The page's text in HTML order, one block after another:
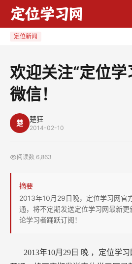
网”
信！
定位新闻
欢迎关注“定位学
微信！
楚 楚狂
2014-02-10
阅读数 6,863
摘要
2013年10月29日晚，定位学习网官
通，将不定期发送定位学习网最新
论学习者踊跃订阅！
2013年10月29日 晚 ，定位学